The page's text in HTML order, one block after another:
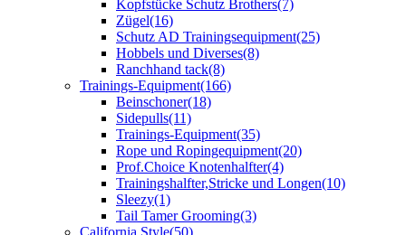
Kopfstücke Schutz Brothers(7)
Zügel(16)
Schutz AD Trainingsequipment(25)
Hobbels und Diverses(8)
Ranchhand tack(8)
Trainings-Equipment(166)
Beinschoner(18)
Sidepulls(11)
Trainings-Equipment(35)
Rope und Ropingequipment(20)
Prof.Choice Knotenhalfter(4)
Trainingshalfter,Stricke und Longen(10)
Sleezy(1)
Tail Tamer Grooming(3)
California Style(50)